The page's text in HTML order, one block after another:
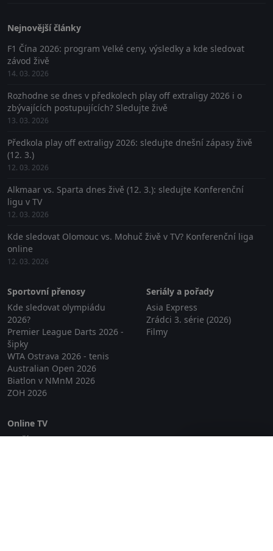
Nejnovější články
F1 Čína 2026: program Velké ceny, výsledky a kde sledovat
závod živě
14. 03. 2026
Rozhodne se dnes v předkolech play off extraligy 2026 i o
zbývajících postupujících? Sledujte živě
13. 03. 2026
Předkola play off extraligy 2026: sledujte dnešní zápasy živě
(12. 3.)
12. 03. 2026
Alkmaar vs. Sparta dnes živě (12. 3.): sledujte Konferenční
ligu v TV
12. 03. 2026
Kde sledovat Olomouc vs. Mohuč živě v TV? Konferenční liga
online
12. 03. 2026
Sportovní přenosy
Kde sledovat olympiádu
2026?
Premier League Darts 2026 -
šipky
WTA Ostrava 2026 - tenis
Australian Open 2026
Biatlon v NMnM 2026
ZOH 2026
Seriály a pořady
Asia Express
Zrádci 3. série (2026)
Filmy
Online TV
Lepší.TV